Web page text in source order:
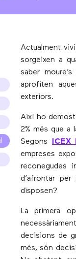
Actualment
sorgeixen a
saber
aprofiten
exteriors.
Així ho
2% més que a
Segons ICEX
empreses
reconegudes
d’afrontar
disposen?
La primera
decisions de
més, són